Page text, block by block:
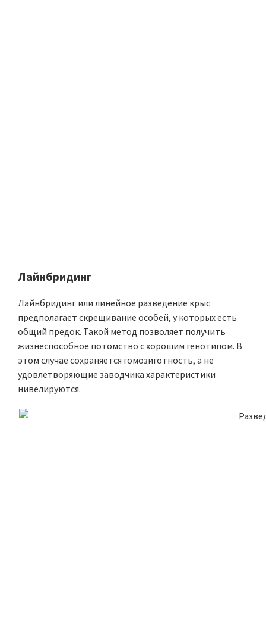
Лайнбридинг
Лайнбридинг или линейное разведение крыс
предполагает скрещивание особей, у которых есть
общий предок. Такой метод позволяет получить
жизнеспособное потомство с хорошим генотипом. В
этом случае сохраняется гомозиготность, а не
удовлетворяющие заводчика характеристики
нивелируются.